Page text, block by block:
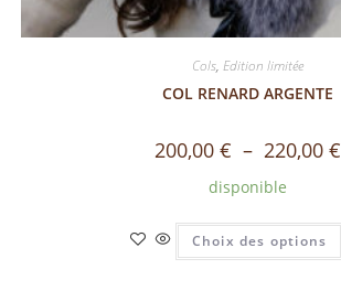
Cols, Edition limitée
COL RENARD ARGENTE
200,00 € – 220,00 €
disponible
Choix des options